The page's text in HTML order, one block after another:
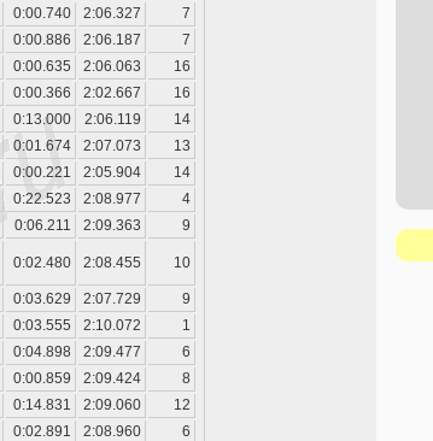
0:00.740 2:06.327
7
0:00.886 2:06.187
7
0:00.635 2:06.063
16
0:00.366 2:02.667
16
0:13.000 2:06.119
14
0:01.674 2:07.073
13
0:00.221 2:05.904
14
0:22.523 2:08.977
4
0:06.211 2:09.363 9
0:02.480 2:08.455 10
0:03.629 2:07.729
9
0:03.555 2:10.072
1
0:04.898 2:09.477
6
0:00.859 2:09.424
8
0:14.831 2:09.060
12
0:02.891 2:08.960
6